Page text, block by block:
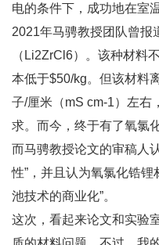
电的条件下，成功地在室
2021年马骋教授团队曾报
（Li2ZrCl6）。该种材料
本低于$50/kg。但该材料
子/厘米（mS cm-1）左右
求。而今，终于有了氧氯
而马骋教授论文的审稿人
性”，并且认为氧氯化锆锂
池技术的商业化”。
这次，看起来论文和实验